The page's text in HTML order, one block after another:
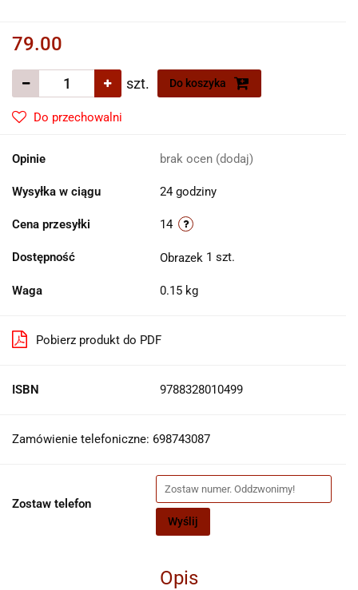
79.00
szt. Do koszyka
Do przechowalni
Opinie brak ocen (dodaj)
Wysyłka w ciągu 24 godziny
Cena przesyłki 14
Dostępność 1 szt.
Waga 0.15 kg
Pobierz produkt do PDF
ISBN 9788328010499
Zamówienie telefoniczne: 698743087
Zostaw telefon
Wyślij
Opis